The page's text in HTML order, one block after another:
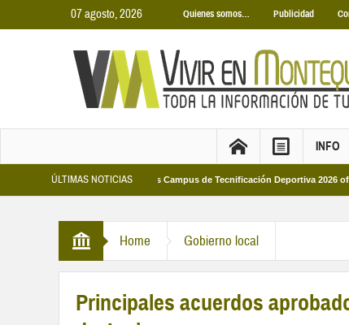
07 agosto, 2026 Quienes somos… Publicidad
INFO
ÚLTIMAS NOTICIAS
2026 Los Campus de Tecnificación Deportiva 2026 ofrecen
Home Gobierno local
Principales acuerdos